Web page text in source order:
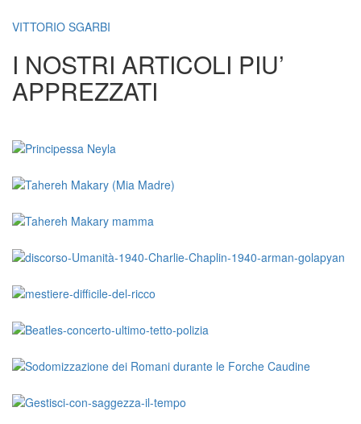
VITTORIO SGARBI
I NOSTRI ARTICOLI PIU’
APPREZZATI